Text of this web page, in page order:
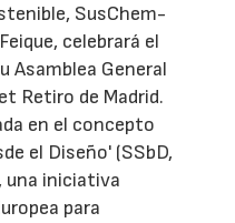
SusChem-
celebrará el
Asamblea General
Retiro de Madrid.
en el concepto
el Diseño' (SSbD,
una iniciativa
para